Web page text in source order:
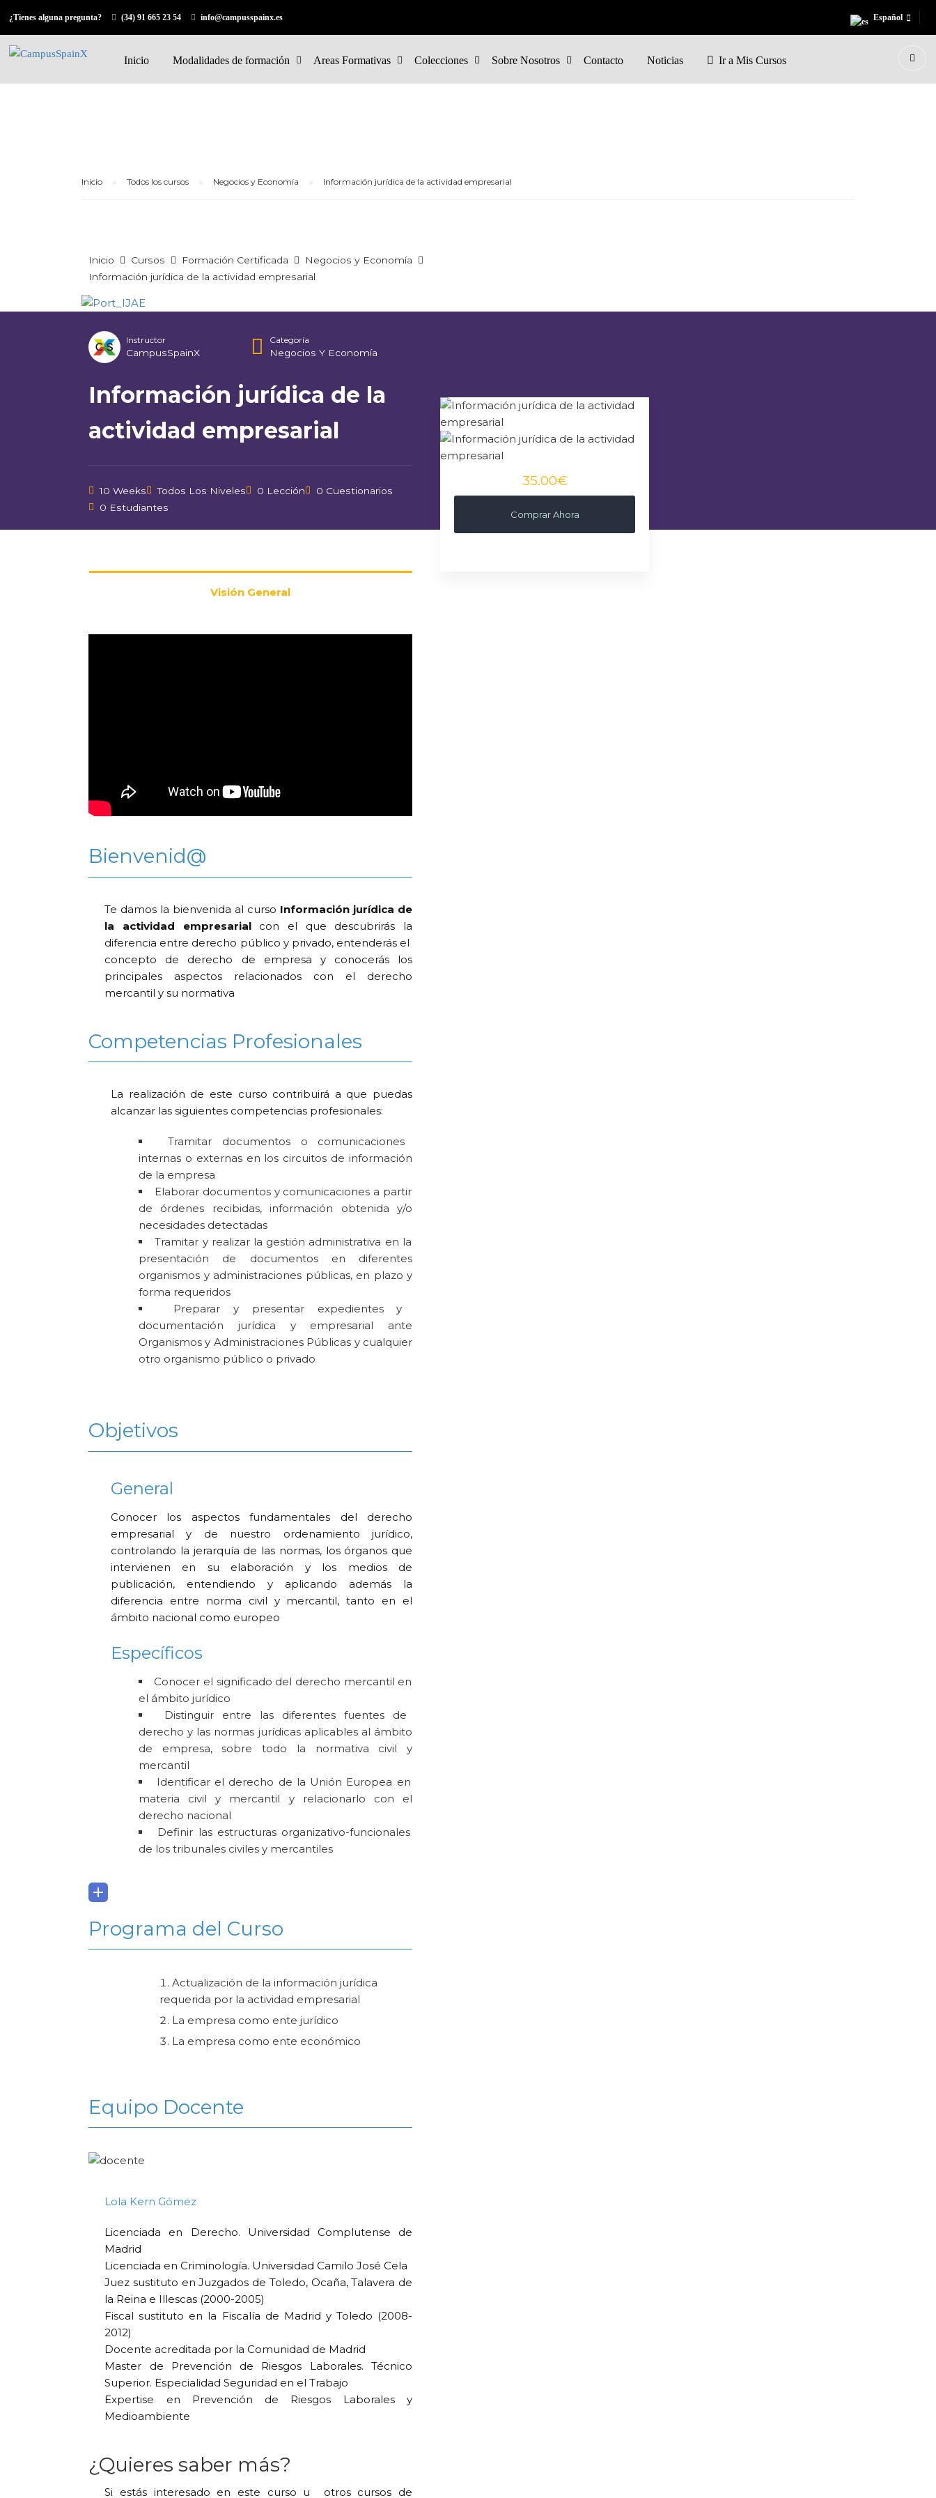
¿Tienes alguna pregunta? (34) 91 665 23 54 info@campusspainx.es Español
Inicio Modalidades de formación Areas Formativas Colecciones Sobre Nosotros Contacto Noticias Ir a Mis Cursos
Inicio Todos los cursos Negocios y Economía Información jurídica de la actividad empresarial
Inicio Cursos Formación Certificada
Negocios y Economía
Información jurídica de la actividad empresarial
Instructor
CampusSpainX
Categoría
Negocios Y Economía
Información jurídica de la
actividad empresarial
10 Weeks Todos Los Niveles 0 Lección
0 Cuestionarios
0 Estudiantes
Visión General
Bienvenid@
Te damos la bienvenida al curso Información jurídica de
la actividad empresarial con el que descubrirás la
diferencia entre derecho público y privado, entenderás el
concepto de derecho de empresa y conocerás los
principales aspectos relacionados con el derecho
mercantil y su normativa
Competencias Profesionales
La realización de este curso contribuirá a que puedas
alcanzar las siguientes competencias profesionales:
Tramitar documentos o comunicaciones
internas o externas en los circuitos de información
de la empresa
Elaborar documentos y comunicaciones a partir
de órdenes recibidas, información obtenida y/o
necesidades detectadas
Tramitar y realizar la gestión administrativa en la
presentación de documentos en diferentes
organismos y administraciones públicas, en plazo y
forma requeridos
Preparar y presentar expedientes y
documentación jurídica y empresarial ante
Organismos y Administraciones Públicas y cualquier
otro organismo público o privado
Objetivos
General
Conocer los aspectos fundamentales del derecho
empresarial y de nuestro ordenamiento jurídico,
controlando la jerarquía de las normas, los órganos que
intervienen en su elaboración y los medios de
publicación, entendiendo y aplicando además la
diferencia entre norma civil y mercantil, tanto en el
ámbito nacional como europeo
Específicos
Conocer el significado del derecho mercantil en
el ámbito jurídico
Distinguir entre las diferentes fuentes de
derecho y las normas jurídicas aplicables al ámbito
de empresa, sobre todo la normativa civil y
mercantil
Identificar el derecho de la Unión Europea en
materia civil y mercantil y relacionarlo con el
derecho nacional
Definir las estructuras organizativo-funcionales
de los tribunales civiles y mercantiles
Programa del Curso
Actualización de la información jurídica
requerida por la actividad empresarial
La empresa como ente jurídico
La empresa como ente económico
Equipo Docente
Lola Kern Gómez
Licenciada en Derecho. Universidad Complutense de
Madrid
Licenciada en Criminología. Universidad Camilo José Cela
Juez sustituto en Juzgados de Toledo, Ocaña, Talavera de
la Reina e Illescas (2000-2005)
Fiscal sustituto en la Fiscalía de Madrid y Toledo (2008-
2012)
Docente acreditada por la Comunidad de Madrid
Master de Prevención de Riesgos Laborales. Técnico
Superior. Especialidad Seguridad en el Trabajo
Expertise en Prevención de Riesgos Laborales y
Medioambiente
¿Quieres saber más?
Si estás interesado en este curso u otros cursos de
35.00€
Comprar Ahora